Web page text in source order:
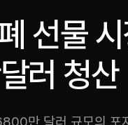
선물 시
러 청산